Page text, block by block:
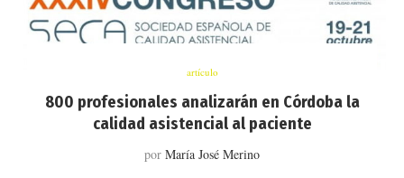
artículo
800 profesionales analizarán en Córdoba la
calidad asistencial al paciente
por María José Merino